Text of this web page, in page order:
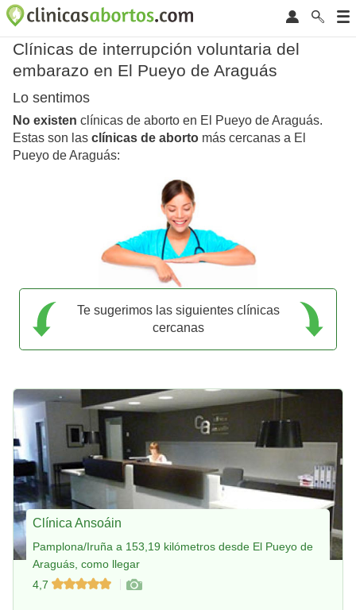
Clínicas de interrupción voluntaria del
embarazo en El Pueyo de Araguás
Lo sentimos
No existen clínicas de aborto en El Pueyo de Araguás.
Estas son las clínicas de aborto más cercanas a El
Pueyo de Araguás:
Te sugerimos las siguientes clínicas
cercanas
Clínica Ansoáin
Pamplona/Iruña a 153,19 kilómetros desde El Pueyo de
Araguás, como llegar
4,7